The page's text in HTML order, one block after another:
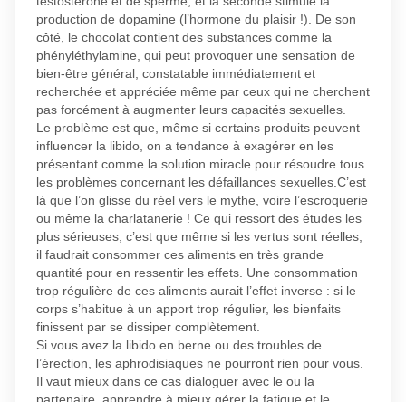
production de dopamine (l’hormone du plaisir !). De son
côté, le chocolat contient des substances comme la
phényléthylamine, qui peut provoquer une sensation de
bien-être général, constatable immédiatement et
recherchée et appréciée même par ceux qui ne cherchent
pas forcément à augmenter leurs capacités sexuelles.
Le problème est que, même si certains produits peuvent
influencer la libido, on a tendance à exagérer en les
présentant comme la solution miracle pour résoudre tous
les problèmes concernant les défaillances sexuelles.C’est
là que l’on glisse du réel vers le mythe, voire l’escroquerie
ou même la charlatanerie ! Ce qui ressort des études les
plus sérieuses, c’est que même si les vertus sont réelles,
il faudrait consommer ces aliments en très grande
quantité pour en ressentir les effets. Une consommation
trop régulière de ces aliments aurait l’effet inverse : si le
corps s’habitue à un apport trop régulier, les bienfaits
finissent par se dissiper complètement.
Si vous avez la libido en berne ou des troubles de
l’érection, les aphrodisiaques ne pourront rien pour vous.
Il vaut mieux dans ce cas dialoguer avec le ou la